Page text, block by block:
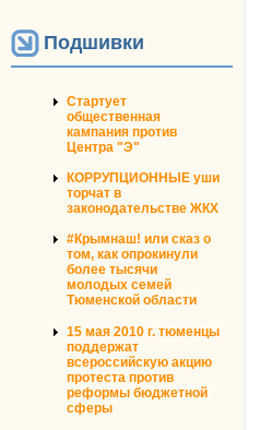
Подшивки
Стартует
общественная
кампания против
Центра "Э"
КОРРУПЦИОННЫЕ уши
торчат в
законодательстве ЖКХ
#Крымнаш! или сказ о
том, как опрокинули
более тысячи
молодых семей
Тюменской области
15 мая 2010 г. тюменцы
поддержат
всероссийскую акцию
протеста против
реформы бюджетной
сферы